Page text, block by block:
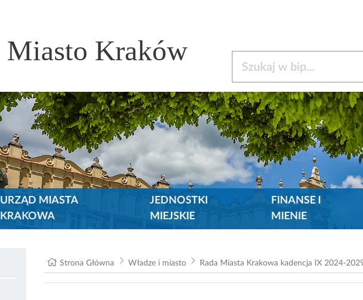
Miasto Kraków
URZĄD MIASTA
KRAKOWA
JEDNOSTKI
MIEJSKIE
FINANSE I
MIENIE
Strona Główna Władze i miasto Rada Miasta Krakowa kadencja IX 2024-